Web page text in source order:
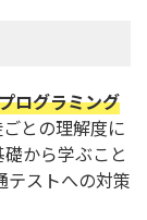
ログラミング
との理解度に
から学ぶこと
テストへの対策